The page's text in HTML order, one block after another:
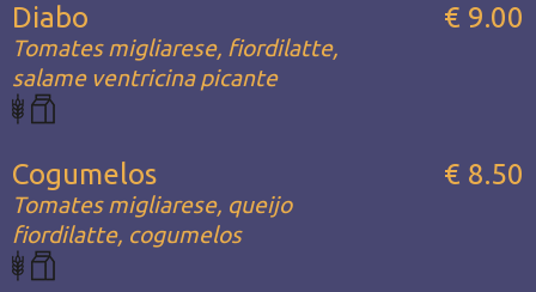
Diabo
Tomates migliarese, fiordilatte,
salame ventricina picante
€ 9.00
Cogumelos
Tomates migliarese, queijo
fiordilatte, cogumelos
€ 8.50